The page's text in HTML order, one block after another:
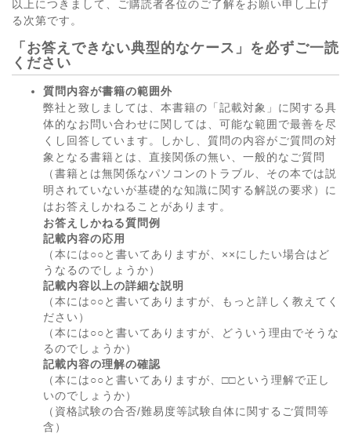
以上につきまして、ご購読者各位のご了解をお願い申し上げ
る次第です。
「お答えできない典型的なケース」を必ずご一読
ください
質問内容が書籍の範囲外
弊社と致しましては、本書籍の「記載対象」に関する具
体的なお問い合わせに関しては、可能な範囲で最善を尽
くし回答しています。しかし、質問の内容がご質問の対
象となる書籍とは、直接関係の無い、一般的なご質問
（書籍とは無関係なパソコンのトラブル、その本では説
明されていないが基礎的な知識に関する解説の要求）に
はお答えしかねることがあります。
お答えしかねる質問例
記載内容の応用
（本には○○と書いてありますが、××にしたい場合はど
うなるのでしょうか）
記載内容以上の詳細な説明
（本には○○と書いてありますが、もっと詳しく教えてく
ださい）
（本には○○と書いてありますが、どういう理由でそうな
るのでしょうか）
記載内容の理解の確認
（本には○○と書いてありますが、□□という理解で正し
いのでしょうか）
（資格試験の合否/難易度等試験自体に関するご質問等
含）